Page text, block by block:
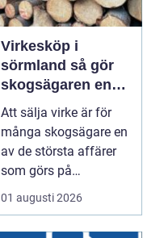
Virkesköp i
sörmland så gör
skogsägaren en
trygg och lönsam
affär
Att sälja virke är för
många skogsägare en
av de största affärer
som görs på
fastigheten. Samtidigt
01 augusti 2026